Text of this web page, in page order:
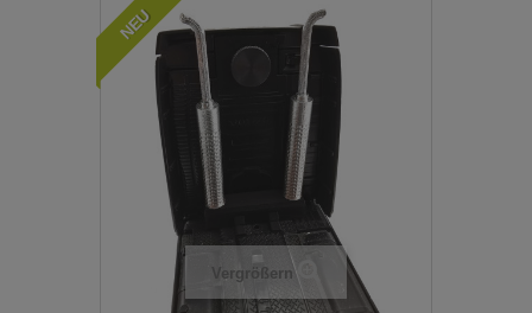
NEU
Vergrößern